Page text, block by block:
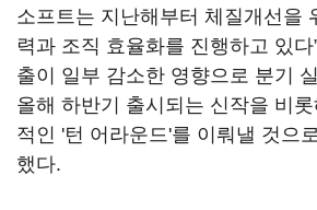
소프트는 지난해부터 체질개선을
력과 조직 효율화를 진행하고 있다
출이 일부 감소한 영향으로 분기
올해 하반기 출시되는 신작을 비
적인 '턴 어라운드'를 이뤄낼 것으
했다.